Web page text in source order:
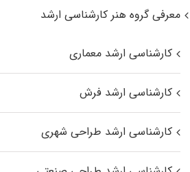
معرفی گروه هنر کارشناسی ارشد
کارشناسی ارشد معماری
کارشناسی ارشد فرش
کارشناسی ارشد طراحی شهری